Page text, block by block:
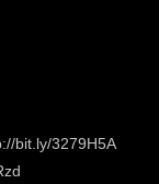
bit.ly/3279H5A